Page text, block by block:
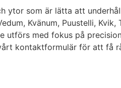
ytor som är lätta att
Kvänum, Puustelli,
utförs med fokus på
kontaktformulär för att få